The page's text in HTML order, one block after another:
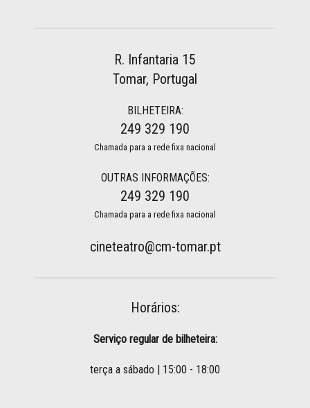
R. Infantaria 15
Tomar, Portugal
BILHETEIRA:
249 329 190
Chamada para a rede fixa nacional
OUTRAS INFORMAÇÕES:
249 329 190
Chamada para a rede fixa nacional
cineteatro@cm-tomar.pt
Horários:
Serviço regular de bilheteira:
terça a sábado | 15:00 - 18:00